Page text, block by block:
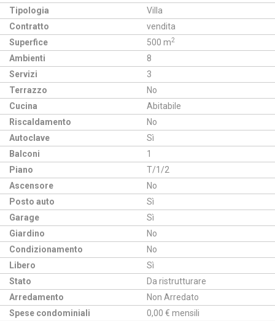
Tipologia
Villa
Contratto
vendita
Superfice
500 m2
Ambienti
8
Servizi
3
Terrazzo
No
Cucina
Abitabile
Riscaldamento
No
Autoclave
Sì
Balconi
1
Piano
T/1/2
Ascensore
No
Posto auto
Sì
Garage
Sì
Giardino
No
Condizionamento
No
Libero
Sì
Stato
Da ristrutturare
Arredamento
Non Arredato
Spese condominiali
0,00 € mensili